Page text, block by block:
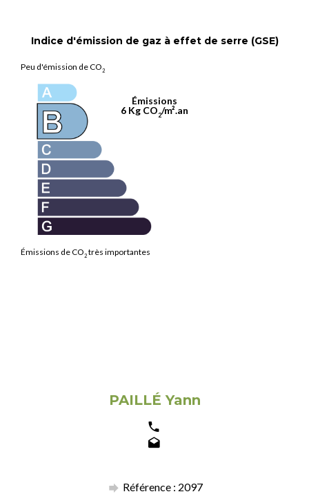
Indice d'émission de gaz à effet de serre (GSE)
Peu d'émission de CO2
Émissions de CO2 très importantes
Émissions
6 Kg CO2/m².an
PAILLÉ Yann
Référence : 2097